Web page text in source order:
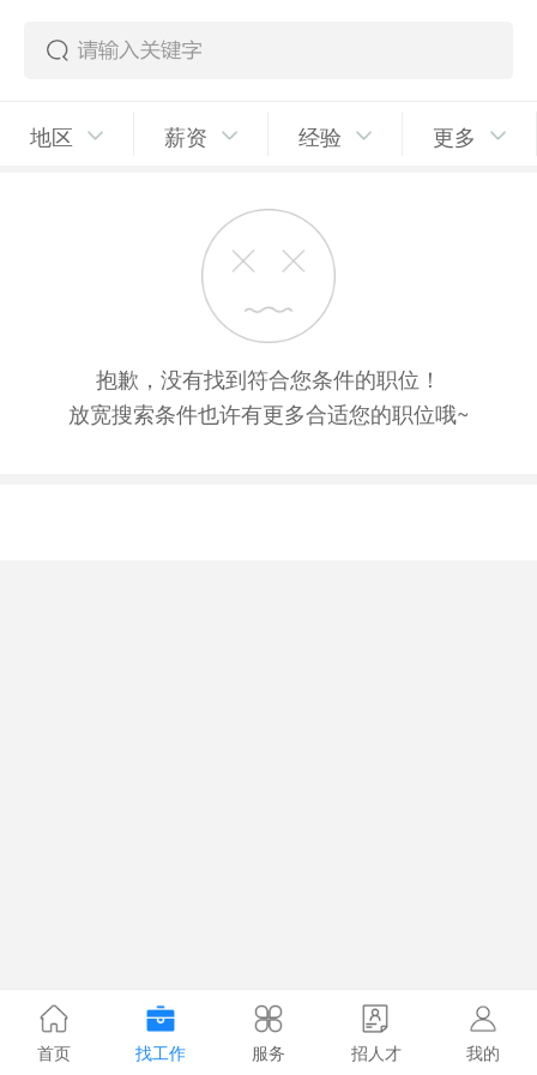
地区 薪资 经验 更多
抱歉，没有找到符合您条件的职位！
放宽搜索条件也许有更多合适您的职位哦~
首页 找工作 服务 招人才 我的